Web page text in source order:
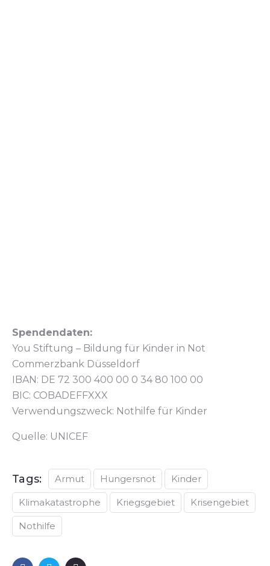
Spendendaten:
You Stiftung – Bildung für Kinder in Not
Commerzbank Düsseldorf
IBAN: DE 72 300 400 00 0 34 80 100 00
BIC: COBADEFFXXX
Verwendungszweck: Nothilfe für Kinder
Quelle: UNICEF
Tags: Armut Hungersnot Kinder
Klimakatastrophe Kriegsgebiet Krisengebiet
Nothilfe